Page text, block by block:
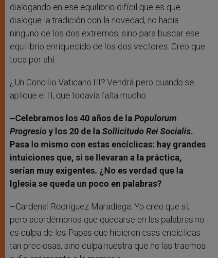
dialogando en ese equilibrio difícil que es que
dialogue la tradición con la novedad, no hacia
ninguno de los dos extremos, sino para buscar ese
equilibrio enriquecido de los dos vectores. Creo que
toca por ahí.
¿Un Concilio Vaticano III? Vendrá pero cuando se
aplique el II, que todavía falta mucho.
–Celebramos los 40 años de laPopulorum
Progresioy los 20 de laSollicitudo ReiSocialis.
Pasa lo mismo con estas encíclicas: hay grandes
intuiciones que, si se llevaran a la práctica,
serían muy exigentes. ¿No es verdad que la
Iglesia se queda un poco en palabras?
–Cardenal Rodríguez Maradiaga: Yo creo que sí,
pero acordémonos que quedarse en las palabras no
es culpa de los Papas que hicieron esas encíclicas
tan preciosas, sino culpa nuestra que no las traemos